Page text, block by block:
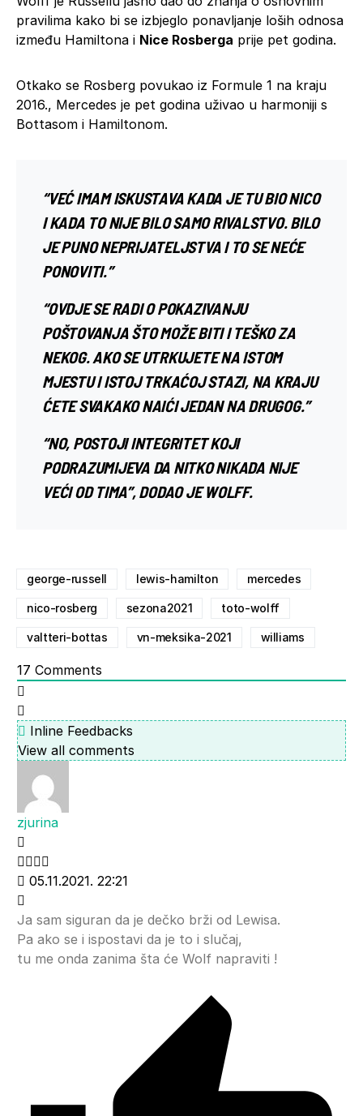
pravilima kako bi se izbjeglo ponavljanje loših odnosa
između Hamiltona i Nice Rosberga prije pet godina.
Otkako se Rosberg povukao iz Formule 1 na kraju
2016., Mercedes je pet godina uživao u harmoniji s
Bottasom i Hamiltonom.
“VEĆ IMAM ISKUSTAVA KADA JE TU BIO NICO
I KADA TO NIJE BILO SAMO RIVALSTVO. BILO
JE PUNO NEPRIJATELJSTVA I TO SE NEĆE
PONOVITI.”
“OVDJE SE RADI O POKAZIVANJU
POŠTOVANJA ŠTO MOŽE BITI I TEŠKO ZA
NEKOG. AKO SE UTRKUJETE NA ISTOM
MJESTU I ISTOJ TRKAĆOJ STAZI, NA KRAJU
ĆETE SVAKAKO NAIĆI JEDAN NA DRUGOG.”
“NO, POSTOJI INTEGRITET KOJI
PODRAZUMIJEVA DA NITKO NIKADA NIJE
VEĆI OD TIMA”, DODAO JE WOLFF.
george-russell lewis-hamilton mercedes
nico-rosberg sezona2021 toto-wolff
valtteri-bottas vn-meksika-2021 williams
17 Comments
Inline Feedbacks
View all comments
zjurina
05.11.2021. 22:21
Ja sam siguran da je dečko brži od Lewisa.
Pa ako se i ispostavi da je to i slučaj,
tu me onda zanima šta će Wolf napraviti !